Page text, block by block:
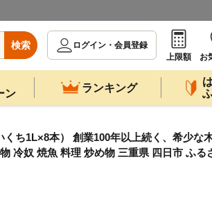
検索
ログイン・会員登録
上限額
お
ン
ランキング
ち1L×8本） 創業100年以上続く、希少な
冷奴 焼魚 料理 炒め物 三重県 四日市 ふる